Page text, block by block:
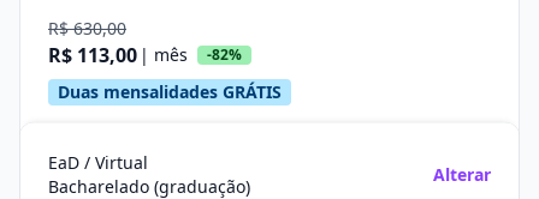
R$ 630,00
R$ 113,00 | mês -82%
Duas mensalidades GRÁTIS
EaD / Virtual
Bacharelado (graduação)
Alterar